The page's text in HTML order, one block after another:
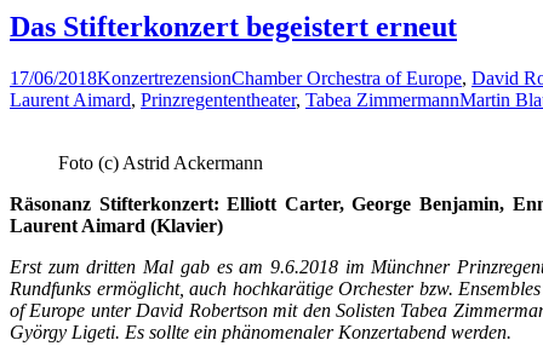
Das Stifterkonzert begeistert erneut
17/06/2018KonzertrezensionChamber Orchestra of Europe, David
Laurent Aimard, Prinzregententheater, Tabea ZimmermannMartin
Foto (c) Astrid Ackermann
Räsonanz Stifterkonzert: Elliott Carter, George Benjamin,
Laurent Aimard (Klavier)
Erst zum dritten Mal gab es am 9.6.2018 im Münchner
Rundfunks ermöglicht, auch hochkarätige Orchester bzw.
of Europe unter David Robertson mit den Solisten Tabea
György Ligeti. Es sollte ein phänomenaler Konzertabend werden.